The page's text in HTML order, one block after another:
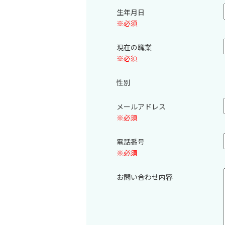
生年月日
※必須
現在の職業
※必須
性別
メールアドレス
※必須
電話番号
※必須
お問い合わせ内容